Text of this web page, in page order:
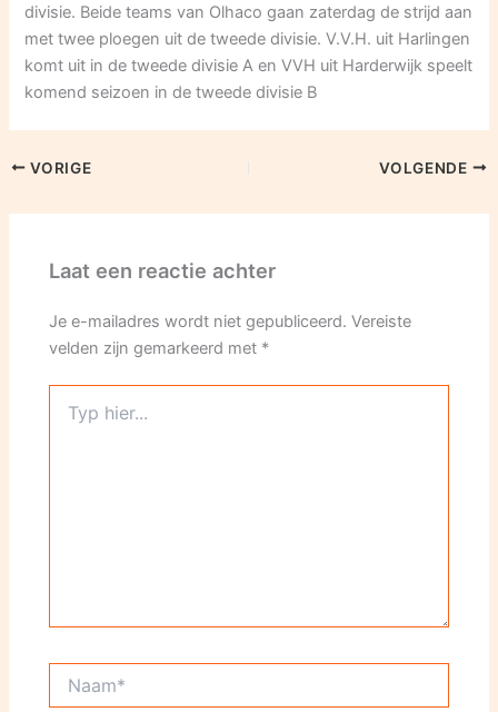
divisie. Beide teams van Olhaco gaan zaterdag de strijd aan
met twee ploegen uit de tweede divisie. V.V.H. uit Harlingen
komt uit in de tweede divisie A en VVH uit Harderwijk speelt
komend seizoen in de tweede divisie B
VORIGE VOLGENDE
Laat een reactie achter
Je e-mailadres wordt niet gepubliceerd. Vereiste
velden zijn gemarkeerd met *
hier...